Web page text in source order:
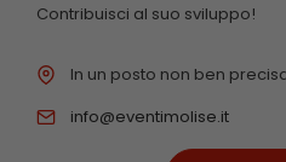
Contribuisci al suo sviluppo!
In un posto non ben
info@eventimolise.it